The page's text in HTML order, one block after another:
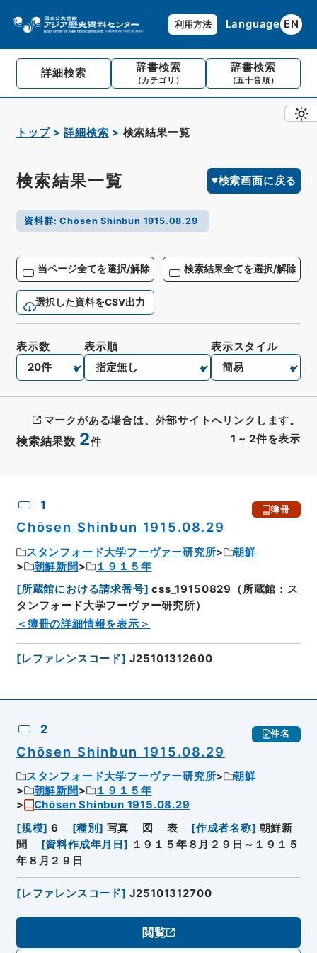
利用方法 Language EN
詳細検索 辞書検索
（カテゴリ）
辞書検索
（五十音順）
トップ 詳細検索 検索結果一覧
検索結果一覧 検索画面に戻る
資料群:Chōsen Shinbun 1915.08.29
当ページ全てを選択/解除 検索結果全てを選択/解除
選択した資料をCSV出力
検索結果数 2件 1 ~ 2件を表示
表示数 表示順 表示スタイル
マークがある場合は、外部サイトへリンクします。
1 簿冊
Chōsen Shinbun 1915.08.29
スタンフォード大学フーヴァー研究所
朝鮮
朝鮮新聞
１９１５年
[所蔵館における請求番号] css_19150829（所蔵館：ス
タンフォード大学フーヴァー研究所）
＜簿冊の詳細情報を表示＞
[レファレンスコード] J25101312600
2 件名
Chōsen Shinbun 1915.08.29
スタンフォード大学フーヴァー研究所
朝鮮
朝鮮新聞
１９１５年
Chōsen Shinbun 1915.08.29
[規模] 6 [種別 ] 写真 図 表 [作成者名称] 朝鮮新
聞
[資料作成年月日 ] １９１５年８月２９日～１９１５
年８月２９日
[レファレンスコード] J25101312700
閲覧